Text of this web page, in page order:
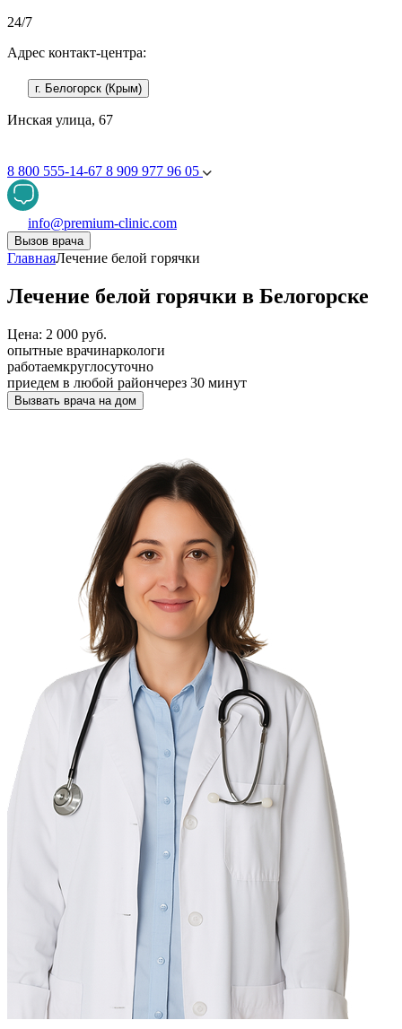
24/7
Адрес контакт-центра:
г. Белогорск (Крым)
Инская улица, 67
8 800 555-14-67 8 909 977 96 05
info@premium-clinic.com
Вызов врача
ГлавнаяЛечение белой горячки
Лечение белой горячки в Белогорске
Цена: 2 000 руб.
опытные врачинаркологи
работаемкруглосуточно
приедем в любой райончерез 30 минут
Вызвать врача на дом